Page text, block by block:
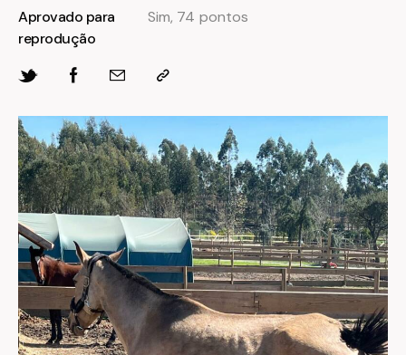
Aprovado para
reprodução
Sim, 74 pontos